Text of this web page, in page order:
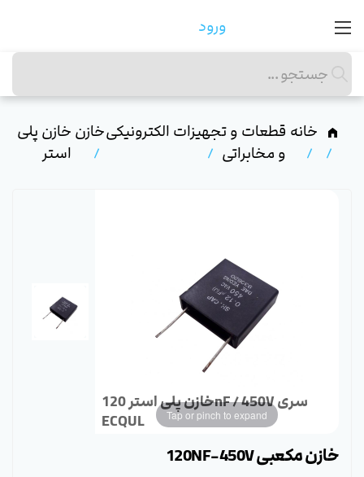
ورود
خانه قطعات و تجهیزات الکترونیکی
و مخابراتی
خازن خازن پلی
استر
خازن پلی استر 120nF / 450V سری
ECQUL
Tap or pinch to expand
خازن مکعبی 120NF-450V